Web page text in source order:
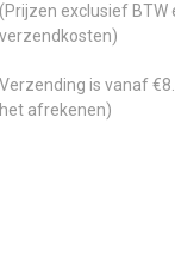
(Prijzen exclusief BTW
verzendkosten)
Verzending is vanaf
het afrekenen)